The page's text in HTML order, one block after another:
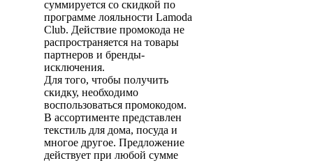
суммируется со скидкой по
программе лояльности Lamoda
Club. Действие промокода не
распространяется на товары
партнеров и бренды-
исключения.
Для того, чтобы получить
скидку, необходимо
воспользоваться промокодом.
В ассортименте представлен
текстиль для дома, посуда и
многое другое. Предложение
действует при любой сумме